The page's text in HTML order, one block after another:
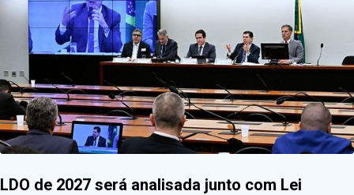
LDO de 2027 será analisada junto com Lei